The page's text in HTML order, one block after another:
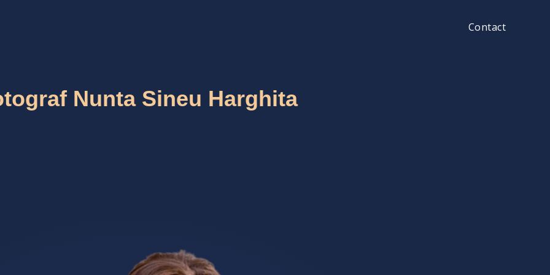
Contact
Nunta Sineu Harghita